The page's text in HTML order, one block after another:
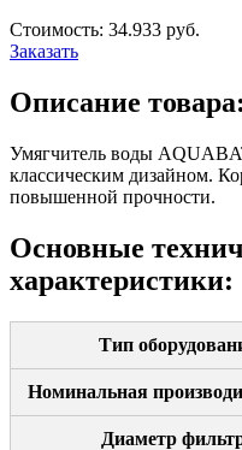
Стоимость: 34.933 руб.
Заказать
Описание товара:
Умягчитель воды
классическим дизайном.
повышенной прочности.
Основные
характеристики:
Тип
Номинальная
Диаметр